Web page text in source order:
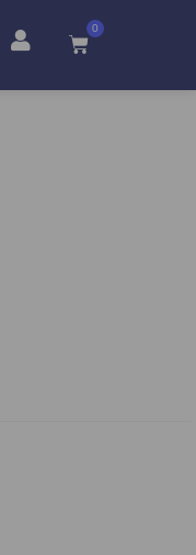
0